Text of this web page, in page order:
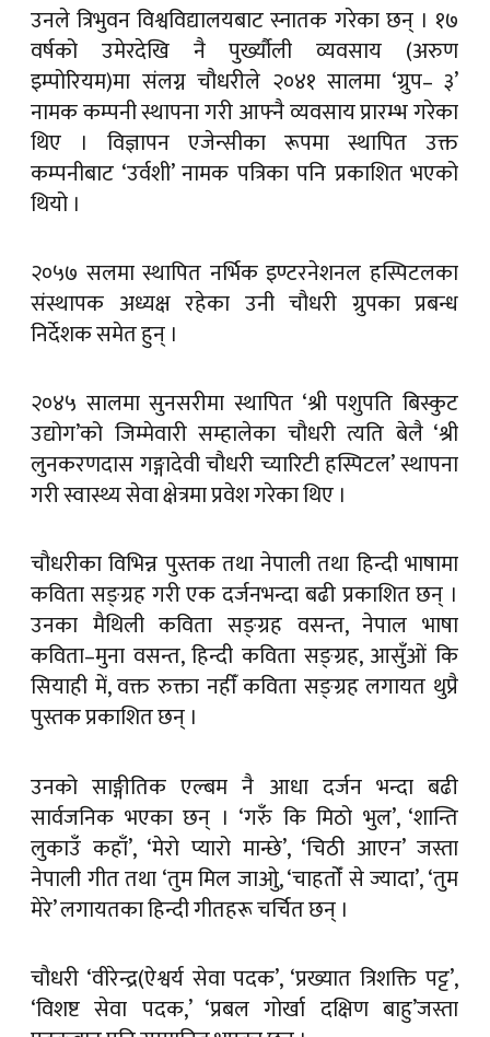
उनले त्रिभुवन विश्वविद्यालयबाट स्नातक गरेका छन् । १७
वर्षको उमेरदेखि नै पुर्ख्यौली व्यवसाय (अरुण
इम्पोरियम)मा संलग्न चौधरीले २०४१ सालमा ‘ग्रुप– ३’
नामक कम्पनी स्थापना गरी आफ्नै व्यवसाय प्रारम्भ गरेका
थिए । विज्ञापन एजेन्सीका रूपमा स्थापित उक्त
कम्पनीबाट ‘उर्वशी’ नामक पत्रिका पनि प्रकाशित भएको
थियो ।
२०५७ सलमा स्थापित नर्भिक इण्टरनेशनल हस्पिटलका
संस्थापक अध्यक्ष रहेका उनी चौधरी ग्रुपका प्रबन्ध
निर्देशक समेत हुन् ।
२०४५ सालमा सुनसरीमा स्थापित ‘श्री पशुपति बिस्कुट
उद्योग’को जिम्मेवारी सम्हालेका चौधरी त्यति बेलै ‘श्री
लुनकरणदास गङ्गादेवी चौधरी च्यारिटी हस्पिटल’ स्थापना
गरी स्वास्थ्य सेवा क्षेत्रमा प्रवेश गरेका थिए ।
चौधरीका विभिन्न पुस्तक तथा नेपाली तथा हिन्दी भाषामा
कविता सङ्ग्रह गरी एक दर्जनभन्दा बढी प्रकाशित छन् ।
उनका मैथिली कविता सङ्ग्रह वसन्त, नेपाल भाषा
कविता–मुना वसन्त, हिन्दी कविता सङ्ग्रह, आसुँओं कि
सियाही में, वक्त रुक्ता नहीँ कविता सङ्ग्रह लगायत थुप्रै
पुस्तक प्रकाशित छन् ।
उनको साङ्गीतिक एल्बम नै आधा दर्जन भन्दा बढी
सार्वजनिक भएका छन् । ‘गरुँ कि मिठो भुल’, ‘शान्ति
लुकाउँ कहाँ’, ‘मेरो प्यारो मान्छे’, ‘चिठी आएन’ जस्ता
नेपाली गीत तथा ‘तुम मिल जाओु, ‘चाहतोँ से ज्यादा’, ‘तुम
मेरे’ लगायतका हिन्दी गीतहरू चर्चित छन् ।
चौधरी ‘वीरेन्द्र(ऐश्वर्य सेवा पदक’, ‘प्रख्यात त्रिशक्ति पट्ट’,
‘विशष्ट सेवा पदक,’ ‘प्रबल गोर्खा दक्षिण बाहु’जस्ता